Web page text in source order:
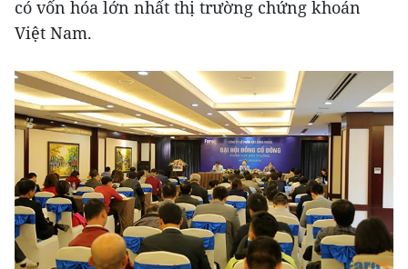
có vốn hóa lớn nhất thị trường chứng khoán
Việt Nam.